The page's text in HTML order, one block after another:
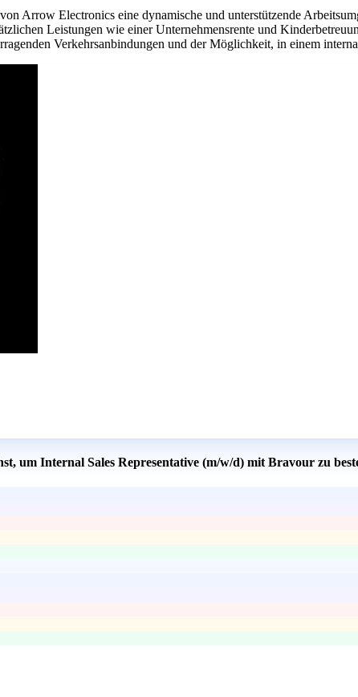
Arrow Electronics eine dynamische und unterstützende
Leistungen wie einer Unternehmensrente und
Verkehrsanbindungen und der Möglichkeit, in einem
um Internal Sales Representative (m/w/d) mit Bravour zu